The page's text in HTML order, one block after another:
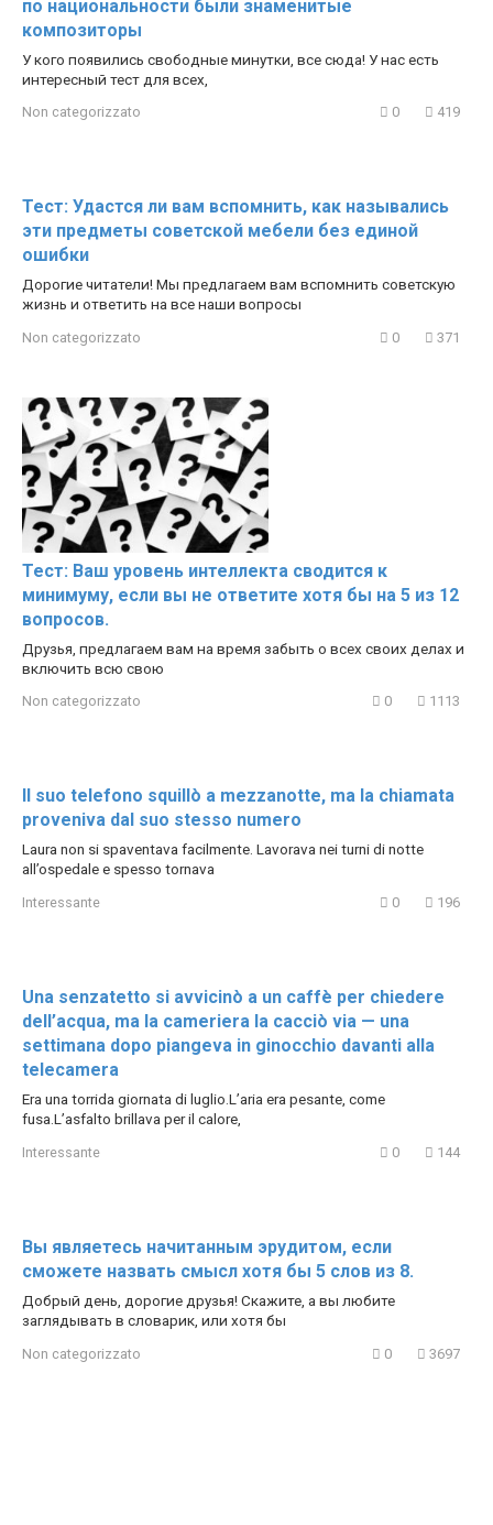
по национальности были знаменитые
композиторы
У кого появились свободные минутки, все сюда! У нас есть
интересный тест для всех,
Non categorizzato 0 419
Тест: Удастся ли вам вспомнить, как назывались
эти предметы советской мебели без единой
ошибки
Дорогие читатели! Мы предлагаем вам вспомнить советскую
жизнь и ответить на все наши вопросы
Non categorizzato 0 371
Тест: Ваш уровень интеллекта сводится к
минимуму, если вы не ответите хотя бы на 5 из 12
вопросов.
Друзья, предлагаем вам на время забыть о всех своих делах и
включить всю свою
Non categorizzato 0 1113
Il suo telefono squillò a mezzanotte, ma la chiamata
proveniva dal suo stesso numero
Laura non si spaventava facilmente. Lavorava nei turni di notte
all’ospedale e spesso tornava
Interessante 0 196
Una senzatetto si avvicinò a un caffè per chiedere
dell’acqua, ma la cameriera la cacciò via — una
settimana dopo piangeva in ginocchio davanti alla
telecamera
Era una torrida giornata di luglio.L’aria era pesante, come
fusa.L’asfalto brillava per il calore,
Interessante 0 144
Вы являетесь начитанным эрудитом, если
сможете назвать смысл хотя бы 5 слов из 8.
Добрый день, дорогие друзья! Скажите, а вы любите
заглядывать в словарик, или хотя бы
Non categorizzato 0 3697